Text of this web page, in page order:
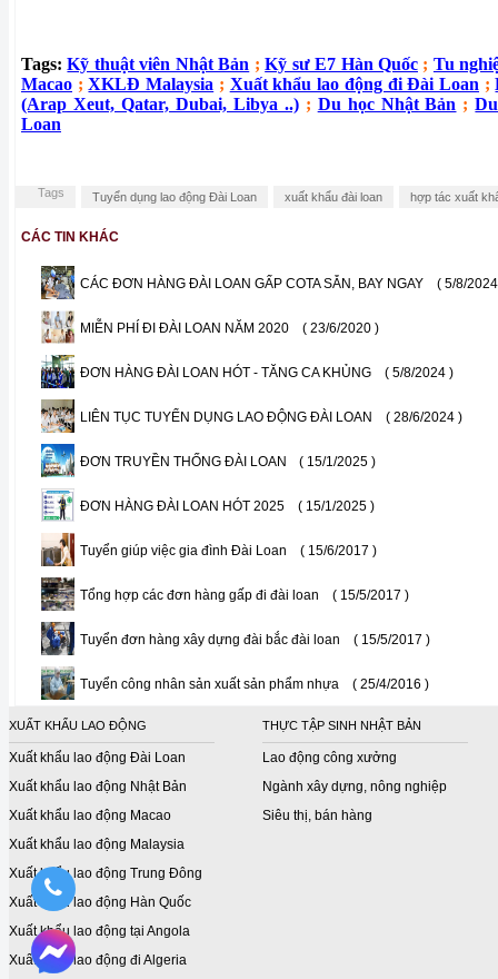
Tags:Kỹ thuật viên Nhật Bản ; Kỹ sư E7 Hàn Quốc ; Tu
Macao ; XKLĐ Malaysia ; Xuất khẩu lao động đi Đài Loan ;
(Arap Xeut, Qatar, Dubai, Libya ..) ; Du học Nhật Bản ;
Loan
Tags Tuyển dụng lao động Đài Loan xuất khẩu đài loan hợp tác xuất
CÁC TIN KHÁC
CÁC ĐƠN HÀNG ĐÀI LOAN GẤP COTA SẴN, BAY NGAY ( 5/8/
MIỄN PHÍ ĐI ĐÀI LOAN NĂM 2020 ( 23/6/2020 )
ĐƠN HÀNG ĐÀI LOAN HÓT - TĂNG CA KHỦNG ( 5/8/2024 )
LIÊN TỤC TUYỂN DỤNG LAO ĐỘNG ĐÀI LOAN ( 28/6/2024 )
ĐƠN TRUYỀN THỐNG ĐÀI LOAN ( 15/1/2025 )
ĐƠN HÀNG ĐÀI LOAN HÓT 2025 ( 15/1/2025 )
Tuyển giúp việc gia đình Đài Loan ( 15/6/2017 )
Tổng hợp các đơn hàng gấp đi đài loan ( 15/5/2017 )
Tuyển đơn hàng xây dựng đài bắc đài loan ( 15/5/2017 )
Tuyển công nhân sản xuất sản phẩm nhựa ( 25/4/2016 )
XUẤT KHẨU LAO ĐỘNG
Xuất khẩu lao động Đài Loan
Xuất khẩu lao động Nhật Bản
Xuất khẩu lao động Macao
Xuất khẩu lao động Malaysia
Xuất khẩu lao động Trung Đông
Xuất khẩu lao động Hàn Quốc
Xuất khẩu lao động tại Angola
Xuất khẩu lao động đi Algeria
THỰC TẬP SINH NHẬT BẢN
Lao động công xưởng
Ngành xây dựng, nông nghiệp
Siêu thị, bán hàng